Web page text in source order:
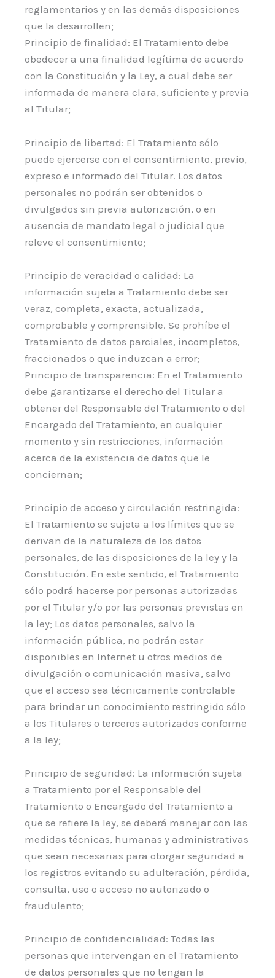
reglamentarios y en las demás disposiciones
que la desarrollen;
Principio de finalidad: El Tratamiento debe
obedecer a una finalidad legítima de acuerdo
con la Constitución y la Ley, a cual debe ser
informada de manera clara, suficiente y previa
al Titular;
Principio de libertad: El Tratamiento sólo
puede ejercerse con el consentimiento, previo,
expreso e informado del Titular. Los datos
personales no podrán ser obtenidos o
divulgados sin previa autorización, o en
ausencia de mandato legal o judicial que
releve el consentimiento;
Principio de veracidad o calidad: La
información sujeta a Tratamiento debe ser
veraz, completa, exacta, actualizada,
comprobable y comprensible. Se prohíbe el
Tratamiento de datos parciales, incompletos,
fraccionados o que induzcan a error;
Principio de transparencia: En el Tratamiento
debe garantizarse el derecho del Titular a
obtener del Responsable del Tratamiento o del
Encargado del Tratamiento, en cualquier
momento y sin restricciones, información
acerca de la existencia de datos que le
conciernan;
Principio de acceso y circulación restringida:
El Tratamiento se sujeta a los límites que se
derivan de la naturaleza de los datos
personales, de las disposiciones de la ley y la
Constitución. En este sentido, el Tratamiento
sólo podrá hacerse por personas autorizadas
por el Titular y/o por las personas previstas en
la ley; Los datos personales, salvo la
información pública, no podrán estar
disponibles en Internet u otros medios de
divulgación o comunicación masiva, salvo
que el acceso sea técnicamente controlable
para brindar un conocimiento restringido sólo
a los Titulares o terceros autorizados conforme
a la ley;
Principio de seguridad: La información sujeta
a Tratamiento por el Responsable del
Tratamiento o Encargado del Tratamiento a
que se refiere la ley, se deberá manejar con las
medidas técnicas, humanas y administrativas
que sean necesarias para otorgar seguridad a
los registros evitando su adulteración, pérdida,
consulta, uso o acceso no autorizado o
fraudulento;
Principio de confidencialidad: Todas las
personas que intervengan en el Tratamiento
de datos personales que no tengan la